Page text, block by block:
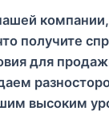
получите
для
высоким